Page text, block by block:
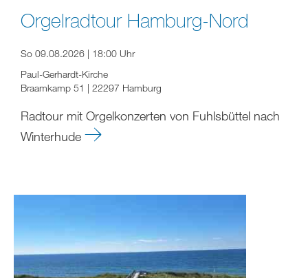
Orgelradtour Hamburg-Nord
So 09.08.2026 | 18:00 Uhr
Paul-Gerhardt-Kirche
Braamkamp 51 | 22297 Hamburg
Radtour mit Orgelkonzerten von Fuhlsbüttel nach
Winterhude